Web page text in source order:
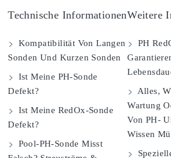
Technische Informationen
Kompatibilität Von Langen
Sonden Und Kurzen Sonden
Ist Meine PH-Sonde
Defekt?
Ist Meine RedOx-Sonde
Defekt?
Pool-PH-Sonde Misst
Weitere
PH
Alles,
Wartung
Von PH-
Wissen